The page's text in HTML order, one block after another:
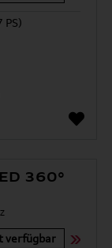
PS)
360°
verfügbar